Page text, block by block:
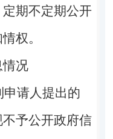
期不定期公开
权。
情况
申请人提出的
予公开政府信